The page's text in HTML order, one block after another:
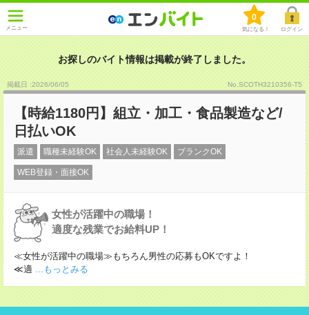
メニュー
0
気になる！ ログイン
お探しのバイト情報は掲載が終了しました。
掲載日 :2026/06/05 No.SCOTH3210356-T5
【時給1180円】組立・加工・食品製造など/
日払いOK
派遣 職種未経験OK 社会人未経験OK ブランクOK
WEB登録・面接OK
女性が活躍中の職場！
適度な残業でお給料UP！
≪女性が活躍中の職場≫もちろん男性の応募もOKですよ！
≪適 ...もっとみる